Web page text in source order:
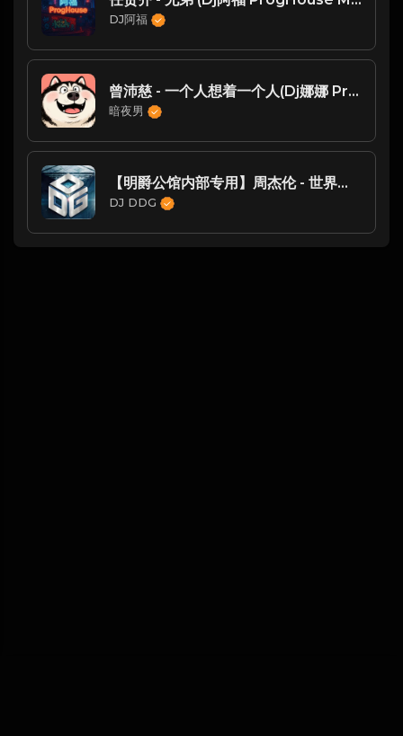
DJ阿福
曾沛慈 - 一个人想着一个人(Dj娜娜 ProgHouse Rmx 2025)
暗夜男
【明爵公馆内部专用】周杰伦 - 世界末日(DJDDG prog house Mix)2022
DJ DDG